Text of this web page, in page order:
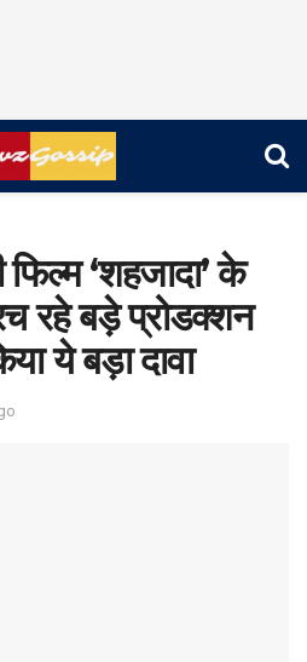
‘शहजादा’ के
रहे बड़े प्रोडक्शन
ये बड़ा दावा